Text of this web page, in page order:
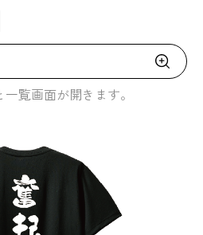
覧画面が開きます。